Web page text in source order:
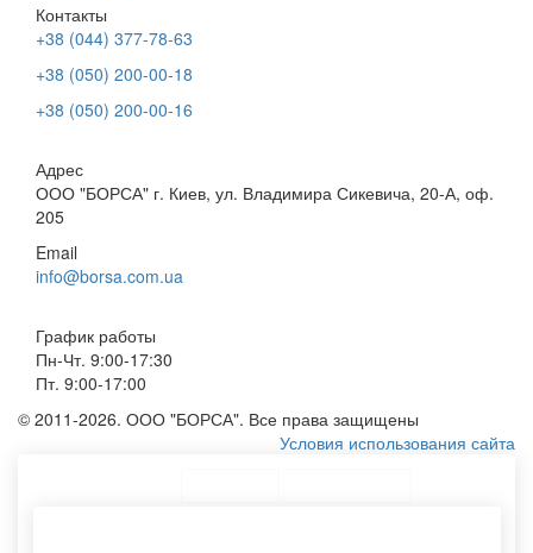
Контакты
+38 (044) 377-78-63
+38 (050) 200-00-18
+38 (050) 200-00-16
Адрес
ООО "БОРСА" г. Киев, ул. Владимира Сикевича, 20-А, оф.
205
Email
info@borsa.com.ua
График работы
Пн-Чт. 9:00-17:30
Пт. 9:00-17:00
© 2011-2026. ООО "БОРСА". Все права защищены
Условия использования сайта